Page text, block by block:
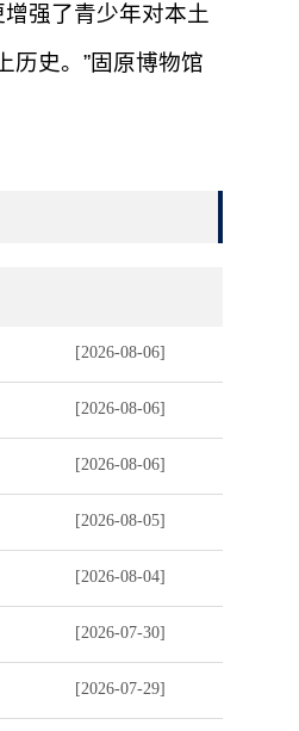
增强了青少年对本土
历史。”固原博物馆
[2026-08-06]
[2026-08-06]
[2026-08-06]
[2026-08-05]
[2026-08-04]
[2026-07-30]
[2026-07-29]